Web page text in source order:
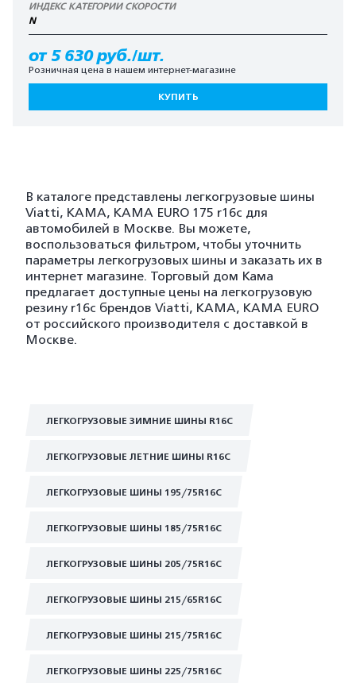
ИНДЕКС КАТЕГОРИИ СКОРОСТИ
N
от 5 630 руб./шт.
Розничная цена в нашем интернет-магазине
КУПИТЬ
В каталоге представлены легкогрузовые шины
Viatti, KAMA, KAMA EURO 175 r16c для
автомобилей в Москве. Вы можете,
воспользоваться фильтром, чтобы уточнить
параметры легкогрузовых шины и заказать их в
интернет магазине. Торговый дом Кама
предлагает доступные цены на легкогрузовую
резину r16c брендов Viatti, KAMA, KAMA EURO
от российского производителя с доставкой в
Москве.
ЛЕГКОГРУЗОВЫЕ ЗИМНИЕ ШИНЫ R16C
ЛЕГКОГРУЗОВЫЕ ЛЕТНИЕ ШИНЫ R16C
ЛЕГКОГРУЗОВЫЕ ШИНЫ 195/75R16C
ЛЕГКОГРУЗОВЫЕ ШИНЫ 185/75R16C
ЛЕГКОГРУЗОВЫЕ ШИНЫ 205/75R16C
ЛЕГКОГРУЗОВЫЕ ШИНЫ 215/65R16C
ЛЕГКОГРУЗОВЫЕ ШИНЫ 215/75R16C
ЛЕГКОГРУЗОВЫЕ ШИНЫ 225/75R16C